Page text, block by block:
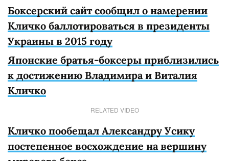
Боксерский сайт сообщил о намерении
Кличко баллотироваться в президенты
Украины в 2015 году
Японские братья-боксеры приблизились
к достижению Владимира и Виталия
Кличко
RELATED VIDEO
Кличко пообещал Александру Усику
постепенное восхождение на вершину